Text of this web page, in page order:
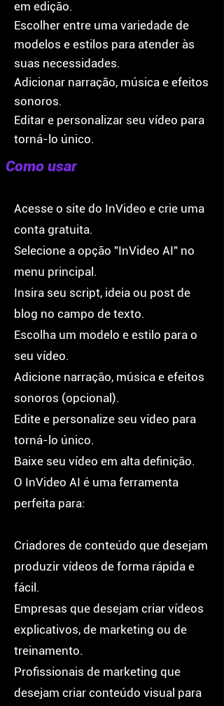
em edição.
Escolher entre uma variedade de
modelos e estilos para atender às
suas necessidades.
Adicionar narração, música e efeitos
sonoros.
Editar e personalizar seu vídeo para
torná-lo único.
Como usar
Acesse o site do InVideo e crie uma
conta gratuita.
Selecione a opção "InVideo AI" no
menu principal.
Insira seu script, ideia ou post de
blog no campo de texto.
Escolha um modelo e estilo para o
seu vídeo.
Adicione narração, música e efeitos
sonoros (opcional).
Edite e personalize seu vídeo para
torná-lo único.
Baixe seu vídeo em alta definição.
O InVideo AI é uma ferramenta
perfeita para:
Criadores de conteúdo que desejam
produzir vídeos de forma rápida e
fácil.
Empresas que desejam criar vídeos
explicativos, de marketing ou de
treinamento.
Profissionais de marketing que
desejam criar conteúdo visual para